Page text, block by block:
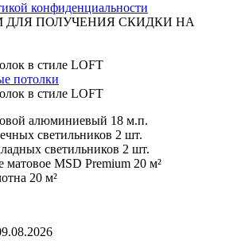
конфиденциальности
ДЛЯ ПОЛУЧЕНИЯ СКИДКИ НА
в стиле LOFT
в стиле LOFT
алюминиевый 18 м.п.
светильников 2 шт.
светильников 2 шт.
матовое MSD Premium 20 м²
20 м²